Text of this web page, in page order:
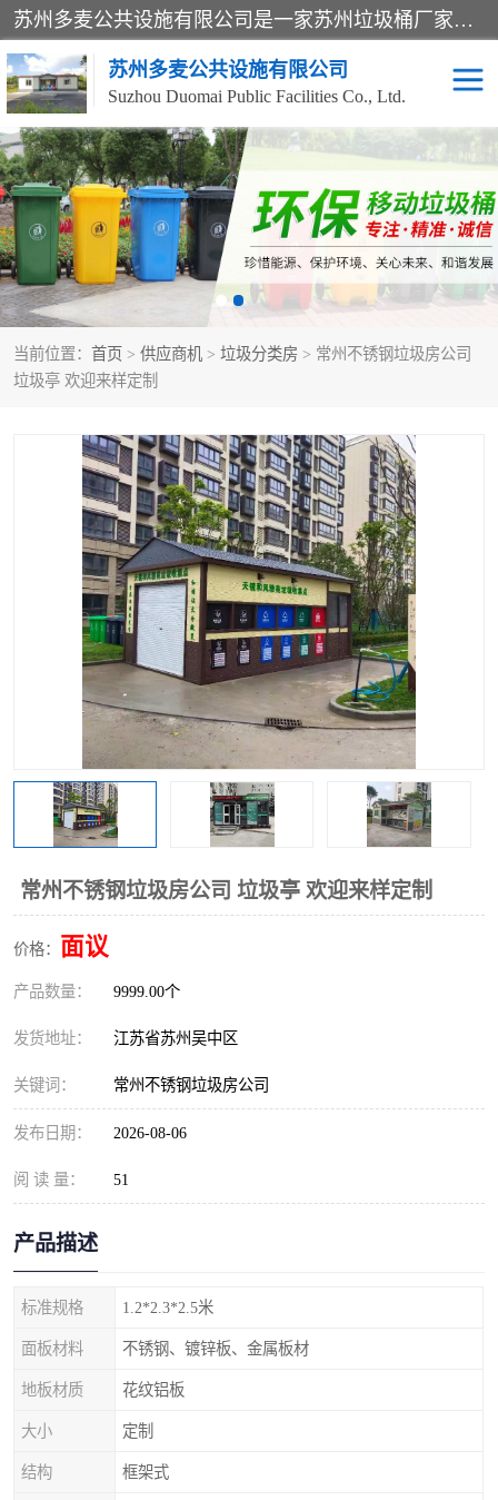
苏州多麦公共设施有限公司是一家苏州垃圾桶厂家，主营：塑料垃圾桶、分类果皮箱、户外园林椅、保安岗亭等产品厂家。全国统一热线电话：17105580222。公司组建完善的团队。设计人员，能根据客户要求，提供适合的设计方案，来满足客户的需求。
苏州多麦公共设施有限公司
Suzhou Duomai Public Facilities Co., Ltd.
当前位置： 首页 > 供应商机 > 垃圾分类房 > 常州不锈钢垃圾房公司
垃圾亭 欢迎来样定制
常州不锈钢垃圾房公司 垃圾亭 欢迎来样定制
价格： 面议
产品数量： 9999.00个
发货地址： 江苏省苏州吴中区
关键词： 常州不锈钢垃圾房公司
发布日期： 2026-08-06
阅 读 量： 51
产品描述
标准规格 1.2*2.3*2.5米
面板材料 不锈钢、镀锌板、金属板材
地板材质 花纹铝板
大小 定制
结构 框架式
办公室脚踩垃圾桶 保安岗亭
分类果皮箱 公园椅
垃圾分类房 塑料垃圾桶
防疫岗亭 吸烟岗亭